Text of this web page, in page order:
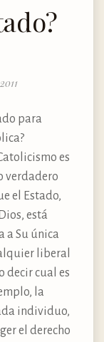
para
es
verdadero
el Estado,
está
a Su única
liberal
decir cual es
la
individuo,
el derecho